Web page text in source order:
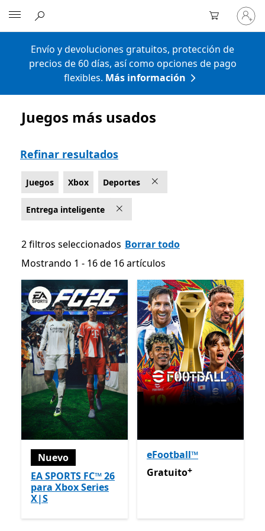
Iniciar
sesión
en
cuenta
Envío y devoluciones gratuitos, protección de
precios de 60 días, así como opciones de pago
flexibles. Más información
Lista Microsoft.com
Juegos más usados
Refinar resultados
Juegos Xbox Deportes
Entrega inteligente
2 filtros seleccionados Borrar todo
Mostrando 1 - 16 de 16 artículos
Mostrando 1 - 16 de 16 artículos
Nuevo
EA SPORTS FC™ 26
para Xbox Series
X|S
eFootball™
GratuitoOfertas en
Gratuito+